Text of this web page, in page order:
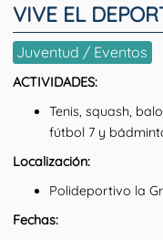
VIVE EL
Juventud / Eventos
ACTIVIDADES:
Tenis, squash,
fútbol 7 y
Localización:
Polideportivo la
Fechas: